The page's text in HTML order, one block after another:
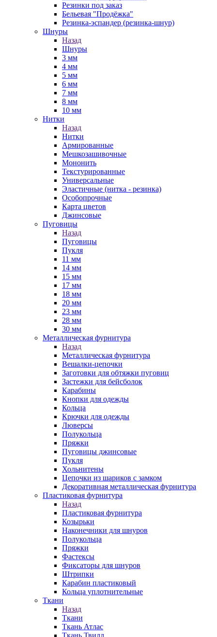
Резинки под заказ
Бельевая "Продёжка"
Резинка-эспандер (резинка-шнур)
Шнуры
Назад
Шнуры
3 мм
4 мм
5 мм
6 мм
7 мм
8 мм
10 мм
Нитки
Назад
Нитки
Армированные
Мешкозашивочные
Мононить
Текстурированные
Универсальные
Эластичные (нитка - резинка)
Особопрочные
Карта цветов
Джинсовые
Пуговицы
Назад
Пуговицы
Пукля
11 мм
14 мм
15 мм
17 мм
18 мм
20 мм
23 мм
28 мм
30 мм
Металлическая фурнитура
Назад
Металлическая фурнитура
Вешалки-цепочки
Заготовки для обтяжки пуговиц
Застежки для бейсболок
Карабины
Кнопки для одежды
Кольца
Крючки для одежды
Люверсы
Полукольца
Пряжки
Пуговицы джинсовые
Пукля
Хольнитены
Цепочки из шариков с замком
Декоративная металлическая фурнитура
Пластиковая фурнитура
Назад
Пластиковая фурнитура
Козырьки
Наконечники для шнуров
Полукольца
Пряжки
Фастексы
Фиксаторы для шнуров
Штрипки
Карабин пластиковый
Кольца уплотнительные
Ткани
Назад
Ткани
Ткань Атлас
Ткань Твилл